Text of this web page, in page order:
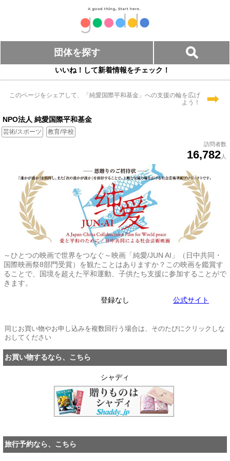
団体を探す
いいね！して新着情報をチェック！
このページをシェアして、「純愛国際平和基金」への支援の輪を広げ
よう！
➡
NPO法人 純愛国際平和基金
芸術/スポーツ 教育/学校
訪問者数
16,782 人
～ひとつの映画で世界をつなぐ～映画「純愛/JUN AI」（日中共同・
国際映画祭8部門受賞）を観たことはありますか？この映画を鑑賞す
ることで、国境を超えた平和運動、子供たち支援に参加することがで
きます。
登録なし 公式サイト
同じお買い物やお申し込みを複数回行う場合は、そのたびにクリックしな
おしてください
お買い物するなら、こちら
シャディ
旅行予約なら、こちら